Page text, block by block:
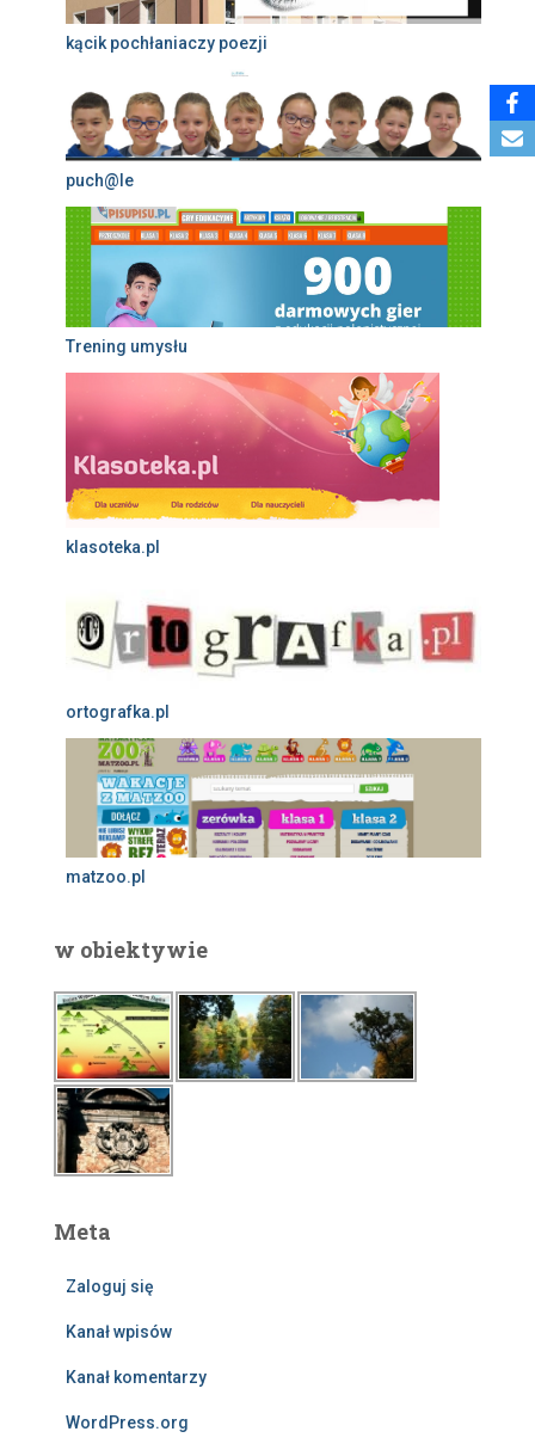
kącik pochłaniaczy poezji
puch@le
Trening umysłu
klasoteka.pl
ortografka.pl
matzoo.pl
w obiektywie
Meta
Zaloguj się
Kanał wpisów
Kanał komentarzy
WordPress.org